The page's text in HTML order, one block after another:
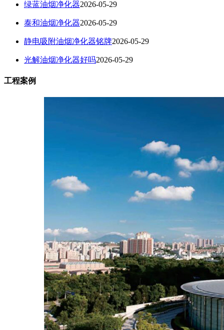
绿蓝油烟净化器2026-05-29
泰和油烟净化器2026-05-29
静电吸附油烟净化器铭牌2026-05-29
光解油烟净化器好吗2026-05-29
工程案例